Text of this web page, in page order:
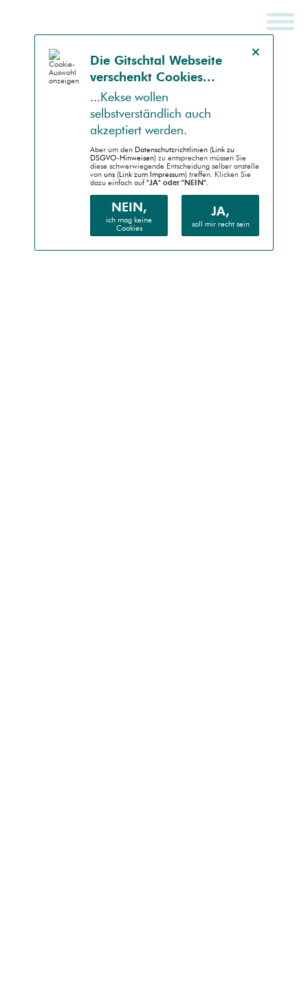
SCHNELLSUCHE
ENDGERÄT
Handheld (PDA)
Barrierefrei (AA)
Die Gitsch­tal Web­seite
ver­schenkt Coo­kies...
...Kek­se wollen
selbst­ver­ständlich auch
akzep­tiert werden.
Aber um den Daten­schutz­richtlinien (Link zu
DSGVO-Hinweisen) zu entsprechen müssen Sie
diese schwer­wiegende Entscheidung selber anstelle
von uns (Link zum Impressum) treffen. Klicken Sie
dazu einfach auf"JA" oder "NEIN".
NEIN,
ich mag keine
Cookies
JA,
soll mir recht sein